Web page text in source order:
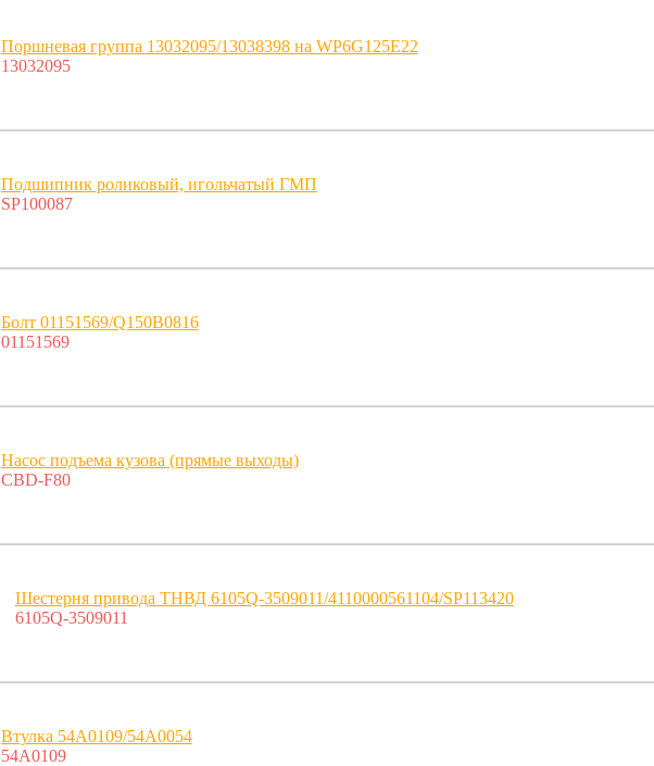
Поршневая группа 13032095/13038398 на WP6G125E22
13032095
Подшипник роликовый, игольчатый ГМП
SP100087
Болт 01151569/Q150B0816
01151569
Насос подъема кузова (прямые выходы)
CBD-F80
Шестерня привода ТНВД 6105Q-3509011/4110000561104/SP113420
6105Q-3509011
Втулка 54A0109/54A0054
54A0109